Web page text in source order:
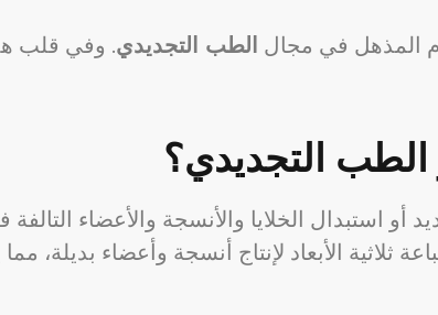
المذهل في مجال الطب التجديدي. وفي قلب
الطب التجديدي؟
استبدال الخلايا والأنسجة والأعضاء
ثلاثية الأبعاد لإنتاج أنسجة وأعضاء بديلة،